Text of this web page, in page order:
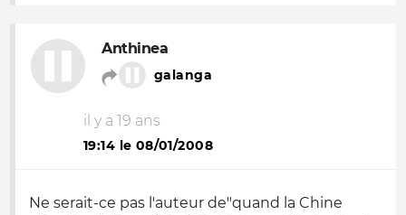
Anthinea
galanga
il y a 19 ans
19:14 le 08/01/2008
Ne serait-ce pas l'auteur de"quand la Chine